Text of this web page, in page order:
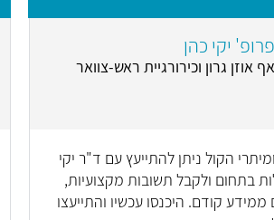
פרופ' יקי כהן
אף אוזן גרון וכירורגיית ראש-צוואר
הקול ניתן להתייעץ עם ד"ר יקי
בתחום ולקבל תשובות מקצועיות,
קודם. היכנסו עכשיו והתייעצו